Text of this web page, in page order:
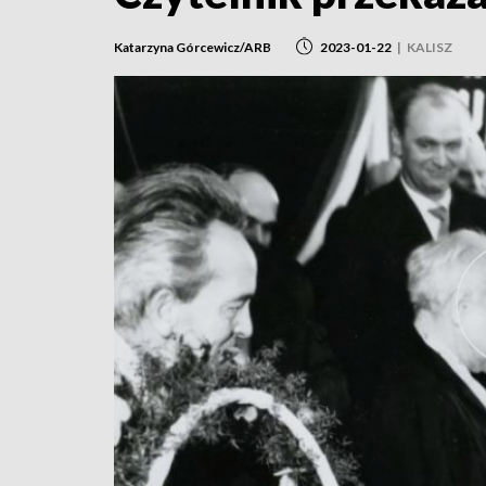
Katarzyna Górcewicz/ARB 2023-01-22 | KALISZ